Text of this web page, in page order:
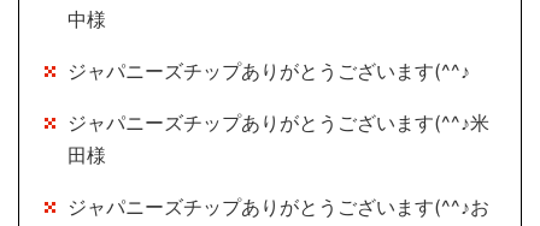
中様
ジャパニーズチップありがとうございます(^^♪
ジャパニーズチップありがとうございます(^^♪米
田様
ジャパニーズチップありがとうございます(^^♪お